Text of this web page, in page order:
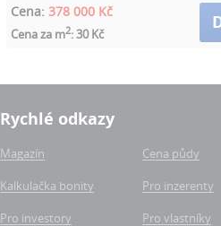
Cena: 378 000 Kč
Cena za m2: 30 Kč
Rychlé odkazy
Magazín
Cena půdy
Kalkulačka bonity
Pro inzerenty
Pro investory
Pro vlastníky